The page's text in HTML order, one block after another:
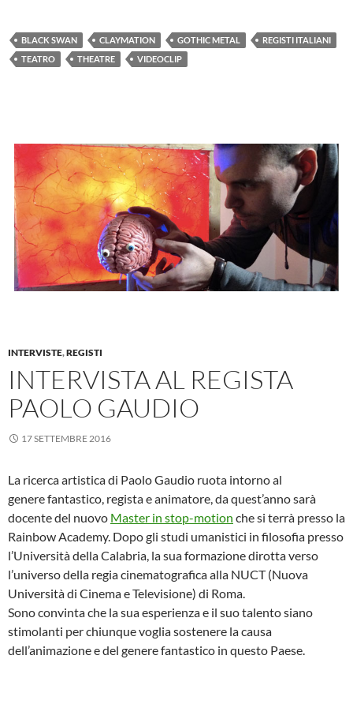
BLACK SWAN CLAYMATION GOTHIC METAL
REGISTI ITALIANI
TEATRO
THEATRE VIDEOCLIP
INTERVISTE,REGISTI
INTERVISTA AL REGISTA
PAOLO GAUDIO
17 SETTEMBRE 2016
La ricerca artistica di Paolo Gaudio ruota intorno al
genere fantastico, regista e animatore, da quest’anno sarà
docente del nuovo Master in stop-motion che si terrà presso la
Rainbow Academy. Dopo gli studi umanistici in filosofia presso
l’Università della Calabria, la sua formazione dirotta verso
l’universo della regia cinematografica alla NUCT (Nuova
Università di Cinema e Televisione) di Roma.
Sono convinta che la sua esperienza e il suo talento siano
stimolanti per chiunque voglia sostenere la causa
dell’animazione e del genere fantastico in questo Paese.